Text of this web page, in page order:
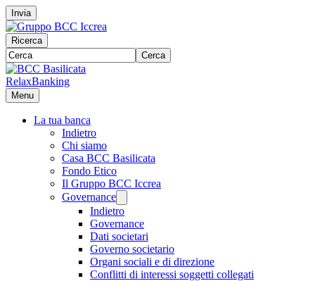
Invia
Ricerca
Cerca
RelaxBanking
Menu
La tua banca
Indietro
Chi siamo
Casa BCC Basilicata
Fondo Etico
Il Gruppo BCC Iccrea
Governance
Indietro
Governance
Dati societari
Governo societario
Organi sociali e di direzione
Conflitti di interessi soggetti collegati